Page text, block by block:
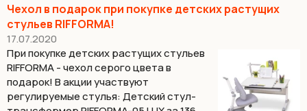
Чехол в подарок при покупке детских растущих
стульев RIFFORMA!
17.07.2020
При покупке детских растущих стульев
RIFFORMA - чехол серого цвета в
подарок! В акции участвуют
регулируемые стулья: Детский стул-